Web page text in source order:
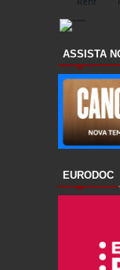
ASSISTA
EURODOC